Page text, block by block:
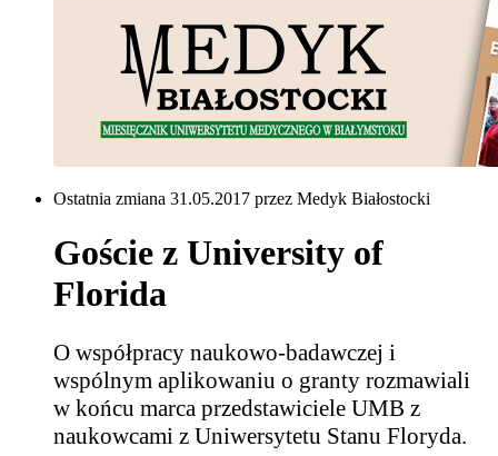
Ostatnia zmiana 31.05.2017 przez Medyk Białostocki
Goście z University of
Florida
O współpracy naukowo-badawczej i
wspólnym aplikowaniu o granty rozmawiali
w końcu marca przedstawiciele UMB z
naukowcami z Uniwersytetu Stanu Floryda.